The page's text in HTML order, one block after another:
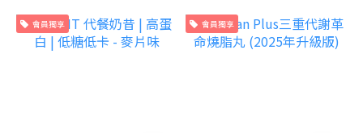
會員獨享 會員獨享